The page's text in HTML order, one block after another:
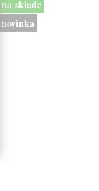
na sklade
novinka